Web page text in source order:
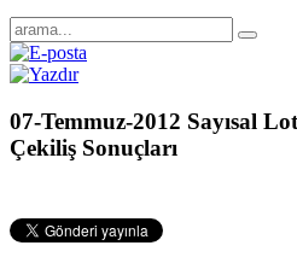
07-Temmuz-2012 Sayısal
Çekiliş Sonuçları